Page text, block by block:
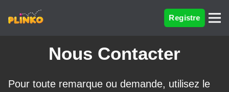
Registre
Nous Contacter
Pour toute remarque ou demande, utilisez le